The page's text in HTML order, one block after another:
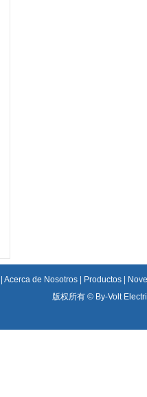
Acerca de Nosotros| Productos|
版权所有 © By-Volt